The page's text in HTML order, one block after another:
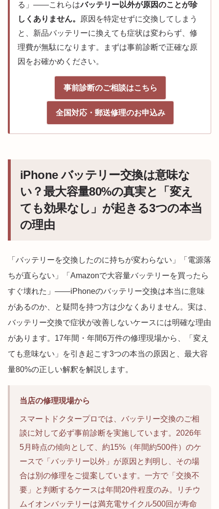
る」——これらはバッテリー以外が原因のことが珍
しくありません。
原因を特定せずに交換してしまう
と、新品バッテリーに換えても症状は変わらず、修
理費が無駄になります。まずは事前診断で正確な原
因をお確かめください。
事前診断のご相談はこちら
全国対応・郵送修理のお申込み
iPhone バッテリー交換は意味な
い？最大容量80%の真実と「変え
ても効果なし」が起きる3つの本当
の理由
「バッテリーを交換したのに持ちが変わらない」「電源落
ちが直らない」「Amazonで大容量バッテリーを買ったら
すぐ壊れた」——iPhoneのバッテリー交換は本当に意味
があるのか、と疑問を持つ方は少なくありません。実は、
バッテリー交換で症状が改善しないケースには明確な理由
があります。17年間・年間6万件の修理現場から、「変え
ても意味ない」を引き起こす3つの本当の原因と、最大容
量80%の正しい解釈を解説します。
当店の修理現場から
スマートドクタープロでは、バッテリー交換のご相
談に対して必ず事前診断を実施しています。2026年
5月時点の傾向として、約15%（年間約500件）のケ
ースで「バッテリー以外」が原因と判明し、その場
合は別の修理をご提案しています。一方で「交換不
要」と判断するケースは年間20件程度のみ。リチウ
ムイオンバッテリーは満充電サイクル500回が寿命